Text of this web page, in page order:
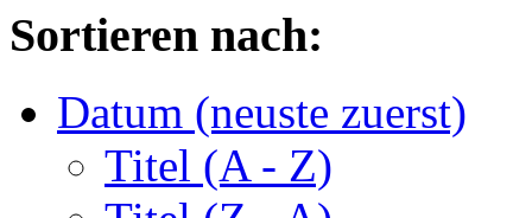
Sortieren nach:
Datum (neuste zuerst)
Titel (A - Z)